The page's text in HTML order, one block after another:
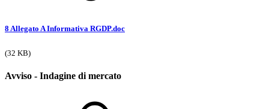
8 Allegato A Informativa RGDP.doc
(32 KB)
Avviso - Indagine di mercato